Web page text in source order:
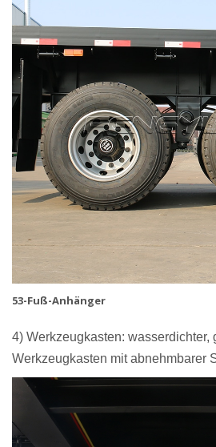
53-Fuß-Anhänger
4) Werkzeugkasten: wasserdichter,
Werkzeugkasten mit abnehmbarer